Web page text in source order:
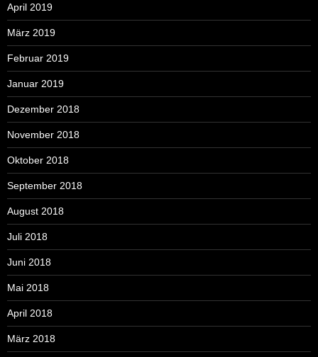
April 2019
März 2019
Februar 2019
Januar 2019
Dezember 2018
November 2018
Oktober 2018
September 2018
August 2018
Juli 2018
Juni 2018
Mai 2018
April 2018
März 2018